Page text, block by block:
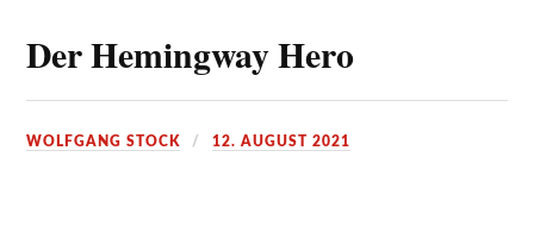
Der Hemingway Hero
WOLFGANG STOCK 12. AUGUST 2021